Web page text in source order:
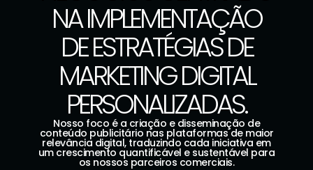
NA IMPLEMENTAÇÃO
DE ESTRATÉGIAS DE
MARKETING DIGITAL
PERSONALIZADAS.
Nosso foco é a criação e disseminação de
conteúdo publicitário nas plataformas de maior
relevância digital, traduzindo cada iniciativa em
um crescimento quantificável e sustentável para
os nossos parceiros comerciais.